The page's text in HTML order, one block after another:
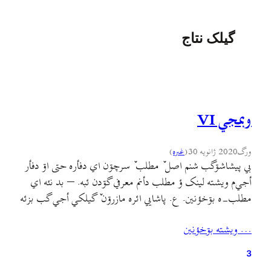
گیلک نتاج
وبمجي VI
ورگ2020 ژانویه 30 (غىره)
بي پیشاشۊگب شنم اصل ٚ مطلب ٚ سرچۊن اي دفأره حتی اۊ دفأر
أجي‌م ويشته لینک ؤ مطلب دأنم معرفي گۊدن ئبه. – بد نئه اي
مطلب-ه بۊخؤنين. ع. پاشایي ائره مازرۊن ٚ گیلکي أجي گب بزئه
دأنه: حکایت گاوزن گاو و…
… ويشته بۊخؤنين
3